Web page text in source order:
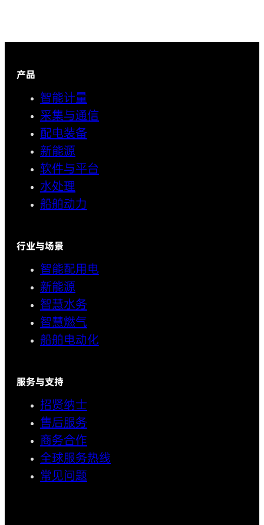
产品
智能计量
采集与通信
配电装备
新能源
软件与平台
水处理
船舶动力
行业与场景
智能配用电
新能源
智慧水务
智慧燃气
船舶电动化
服务与支持
招贤纳士
售后服务
商务合作
全球服务热线
常见问题